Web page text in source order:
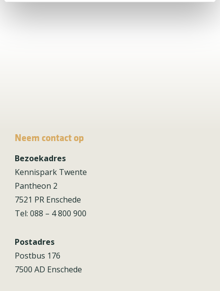
Neem contact op
Bezoekadres
Kennispark Twente
Pantheon 2
7521 PR Enschede
Tel: 088 – 4 800 900
Postadres
Postbus 176
7500 AD Enschede